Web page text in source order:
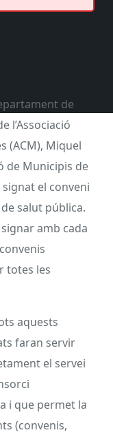
de
l’Associació
(ACM), Miquel
de Municipis de
signat el conveni
salut pública.
signar amb cada
totes les
aquests
faran servir
el servei
i que permet la
(convenis,